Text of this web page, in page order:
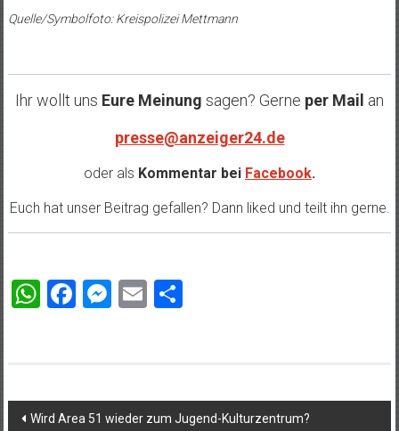
Quelle/Symbolfoto: Kreispolizei Mettmann
Ihr wollt uns Eure Meinung sagen? Gerne per Mail an
presse@anzeiger24.de
oder als Kommentar bei Facebook.
Euch hat unser Beitrag gefallen? Dann liked und teilt ihn gerne.
WhatsApp
Facebook
Messenger
EmailTeilen
Beitragsnavigation
Wird Area 51 wieder zum Jugend-Kulturzentrum?